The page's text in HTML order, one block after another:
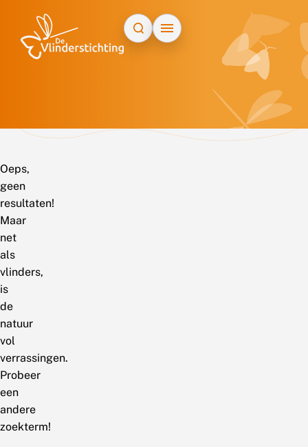
Oeps,
geen
resultaten!
Maar
net
als
vlinders,
is
de
natuur
vol
verrassingen.
Probeer
een
andere
zoekterm!